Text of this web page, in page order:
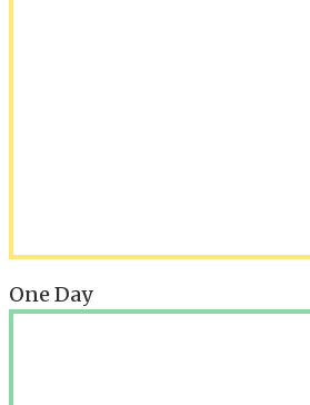
One Day